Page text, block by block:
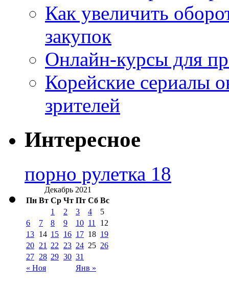
Как увеличить
закупок
Онлайн-курсы для
Корейские сериалы
зрителей
Интересное
порно рулетка 18
Декабрь 2021
Пн Вт Ср Чт Пт Сб Вс
« Ноя Янв »
1 2 3 4
5
6
7 8 9 10 11
12
13 14 15 16 17 18 19
20 21 22 23 24 25 26
27 28 29 30 31